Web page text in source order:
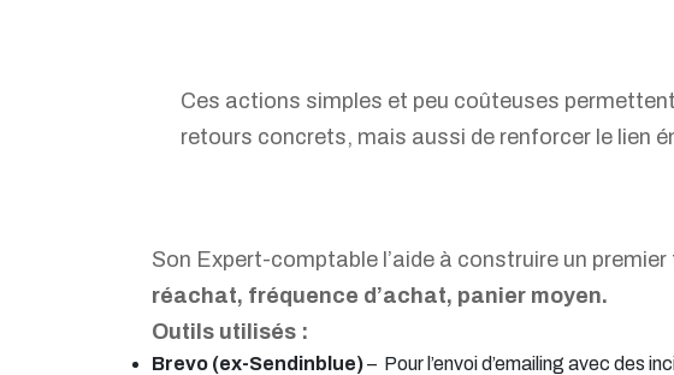
Ces actions simples et peu coûteuses
retours concrets, mais aussi de renforcer le lien
Son Expert-comptable l’aide à construire un
réachat, fréquence d’achat, panier moyen.
Outils utilisés :
Brevo (ex-Sendinblue)– Pour l’envoi d’emailing avec des